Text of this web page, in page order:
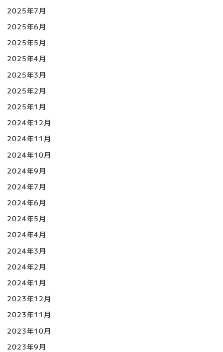
2025年7月
2025年6月
2025年5月
2025年4月
2025年3月
2025年2月
2025年1月
2024年12月
2024年11月
2024年10月
2024年9月
2024年7月
2024年6月
2024年5月
2024年4月
2024年3月
2024年2月
2024年1月
2023年12月
2023年11月
2023年10月
2023年9月